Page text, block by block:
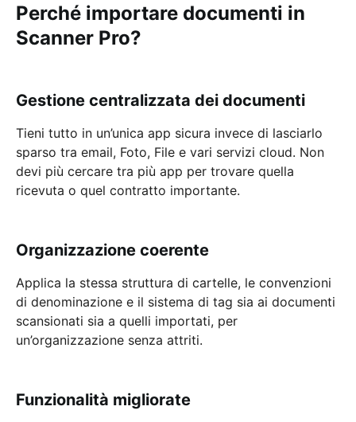
Perché importare documenti in
Scanner Pro?
Gestione centralizzata dei documenti
Tieni tutto in un’unica app sicura invece di lasciarlo
sparso tra email, Foto, File e vari servizi cloud. Non
devi più cercare tra più app per trovare quella
ricevuta o quel contratto importante.
Organizzazione coerente
Applica la stessa struttura di cartelle, le convenzioni
di denominazione e il sistema di tag sia ai documenti
scansionati sia a quelli importati, per
un’organizzazione senza attriti.
Funzionalità migliorate